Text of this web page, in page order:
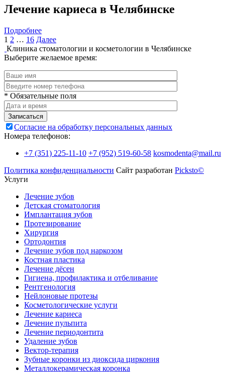
Лечение кариеса в Челябинске
Подробнее
1 2 … 16 Далее
Клиника стоматологии и косметологии в Челябинске
Выберите желаемое время:
* Обязательные поля
Записаться
Согласие на обработку персональных данных
Номера телефонов:
+7 (351) 225-11-10 +7 (952) 519-60-58 kosmodenta@mail.ru
Политика конфиденциальности Сайт разработан Picksto©
Услуги
Лечение зубов
Детская стоматология
Имплантация зубов
Протезирование
Хирургия
Ортодонтия
Лечение зубов под наркозом
Костная пластика
Лечение дёсен
Гигиена, профилактика и отбеливание
Рентгенология
Нейлоновые протезы
Косметологические услуги
Лечение кариеса
Лечение пульпита
Лечение периодонтита
Удаление зубов
Вектор-терапия
Зубные коронки из диоксида циркония
Металлокерамическая коронка